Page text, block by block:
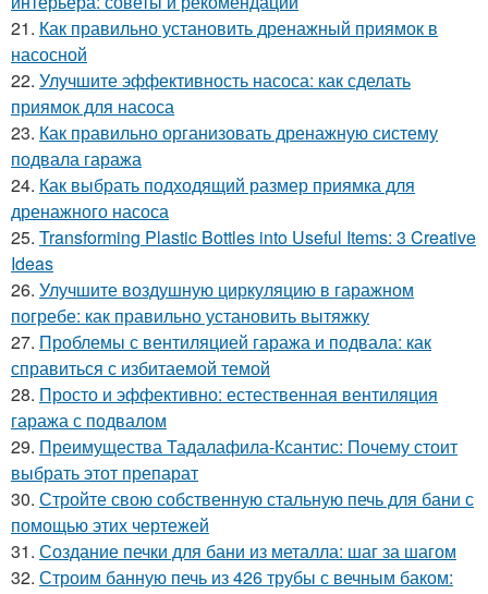
21. Как правильно установить дренажный приямок в
насосной
22. Улучшите эффективность насоса: как сделать
приямок для насоса
23. Как правильно организовать дренажную систему
подвала гаража
24. Как выбрать подходящий размер приямка для
дренажного насоса
25. Transforming Plastic Bottles into Useful Items: 3 Creative
Ideas
26. Улучшите воздушную циркуляцию в гаражном
погребе: как правильно установить вытяжку
27. Проблемы с вентиляцией гаража и подвала: как
справиться с избитаемой темой
28. Просто и эффективно: естественная вентиляция
гаража с подвалом
29. Преимущества Тадалафила-Ксантис: Почему стоит
выбрать этот препарат
30. Стройте свою собственную стальную печь для бани с
помощью этих чертежей
31. Создание печки для бани из металла: шаг за шагом
32. Строим банную печь из 426 трубы с вечным баком: